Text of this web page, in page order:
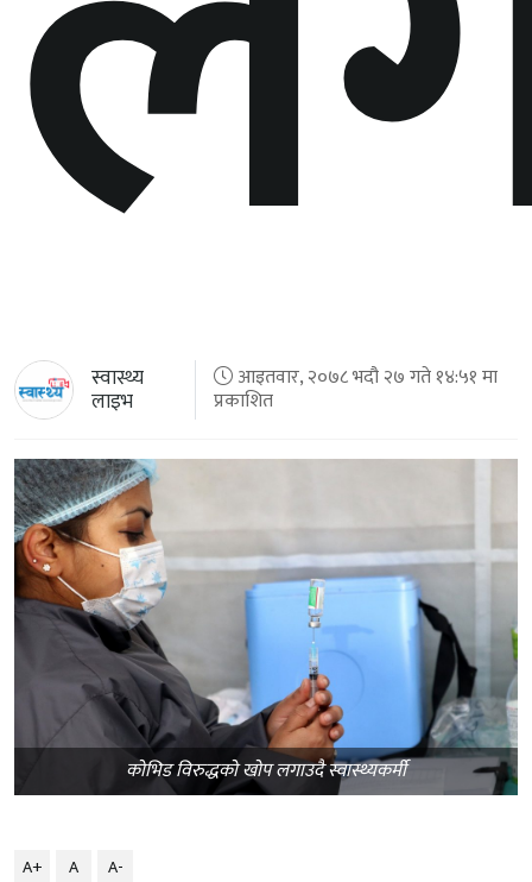
स्वास्थ्य
लाइभ
आइतवार, २०७८ भदौ २७ गते १४:५१ मा
प्रकाशित
कोभिड विरुद्धको खोप लगाउदै स्वास्थ्यकर्मी
A+ A A-